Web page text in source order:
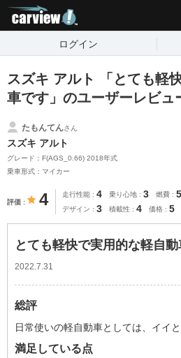
ログイン
スズキ アルト 「とても軽
車です」のユーザーレビュ
たもんてんさん
スズキ アルト
グレード：F(AGS_0.66) 2018年式
乗車形式：マイカー
評価 4 走行性能 4 乗り心地 3 燃費 5
デザイン 3 積載性 4 価格 5
とても軽快で実用的な軽自
2022.7.31
総評
日常使いの軽自動車としては、イイと
満足している点